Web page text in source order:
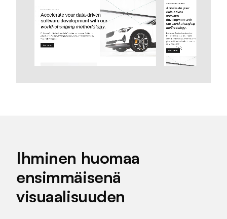
Ihminen huomaa
ensimmäisenä
visuaalisuuden